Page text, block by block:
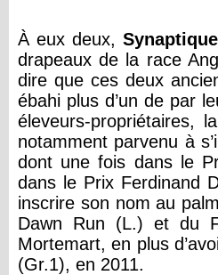
À eux deux, Synaptique
drapeaux de la race
dire que ces deux
ébahi plus d’un de par
éleveurs-propriétaires, la
notamment parvenu à
dont une fois dans le
dans le Prix Ferdinand
inscrire son nom au
Dawn Run (L.) et du
Mortemart, en plus
(Gr.1), en 2011.